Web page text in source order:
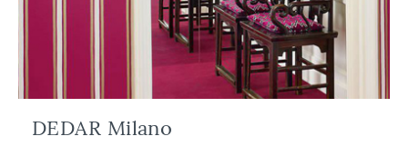
DEDAR Milano